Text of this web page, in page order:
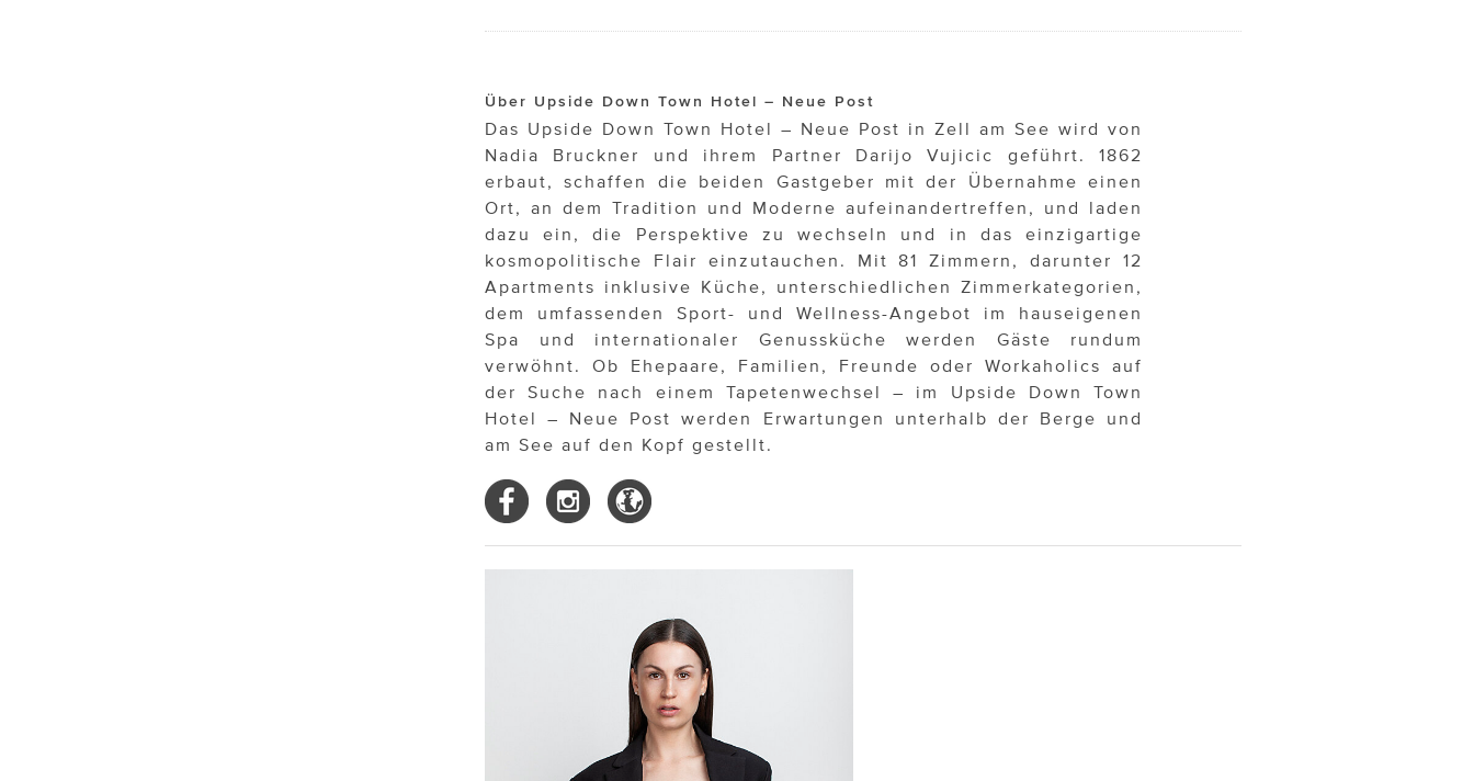
Über Upside Down Town Hotel – Neue Post
Das Upside Down Town Hotel – Neue Post in Zell am See wird von
Nadia Bruckner und ihrem Partner Darijo Vujicic geführt. 1862
erbaut, schaffen die beiden Gastgeber mit der Übernahme einen
Ort, an dem Tradition und Moderne aufeinandertreffen, und laden
dazu ein, die Perspektive zu wechseln und in das einzigartige
kosmopolitische Flair einzutauchen. Mit 81 Zimmern, darunter 12
Apartments inklusive Küche, unterschiedlichen Zimmerkategorien,
dem umfassenden Sport- und Wellness-Angebot im hauseigenen
Spa und internationaler Genussküche werden Gäste rundum
verwöhnt. Ob Ehepaare, Familien, Freunde oder Workaholics auf
der Suche nach einem Tapetenwechsel – im Upside Down Town
Hotel – Neue Post werden Erwartungen unterhalb der Berge und
am See auf den Kopf gestellt.